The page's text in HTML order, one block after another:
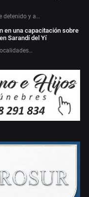
y a…
en una capacitación sobre
Sarandí del Yí